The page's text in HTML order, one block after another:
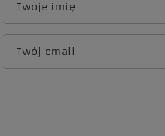
Twoje imię
Twój email